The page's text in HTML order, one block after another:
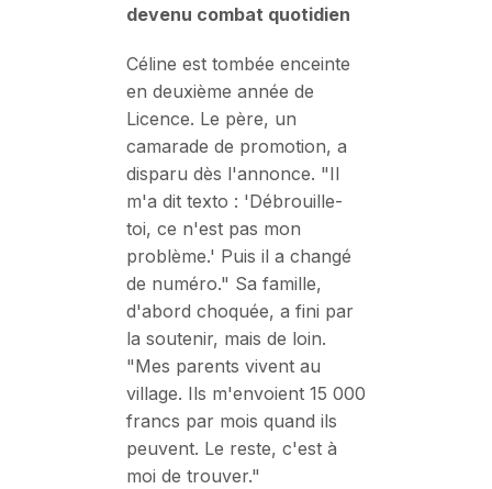
devenu combat quotidien
Céline est tombée enceinte
en deuxième année de
Licence. Le père, un
camarade de promotion, a
disparu dès l'annonce. "Il
m'a dit texto : 'Débrouille-
toi, ce n'est pas mon
problème.' Puis il a changé
de numéro." Sa famille,
d'abord choquée, a fini par
la soutenir, mais de loin.
"Mes parents vivent au
village. Ils m'envoient 15 000
francs par mois quand ils
peuvent. Le reste, c'est à
moi de trouver."